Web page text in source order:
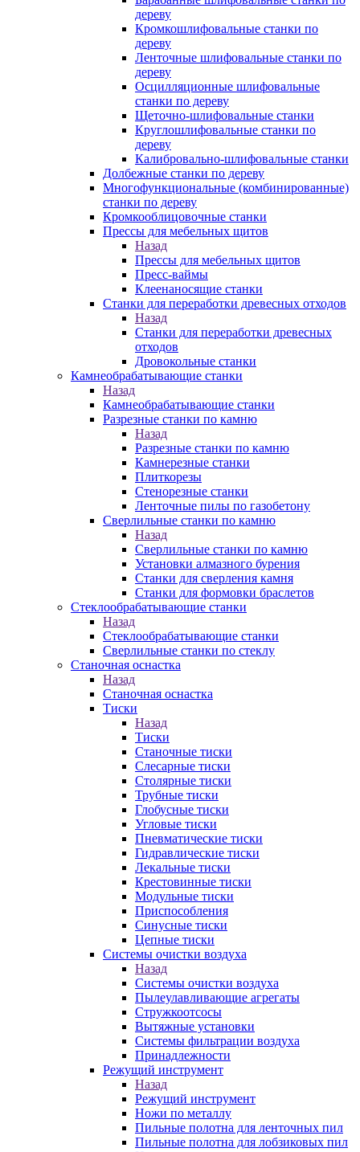
дереву
Кромкошлифовальные станки по
дереву
Ленточные шлифовальные станки по
дереву
Осцилляционные шлифовальные
станки по дереву
Щеточно-шлифовальные станки
Круглошлифовальные станки по
дереву
Калибровально-шлифовальные станки
Долбежные станки по дереву
Многофункциональные (комбинированные)
станки по дереву
Кромкооблицовочные станки
Прессы для мебельных щитов
Назад
Прессы для мебельных щитов
Пресс-ваймы
Клеенаносящие станки
Станки для переработки древесных отходов
Назад
Станки для переработки древесных
отходов
Дровокольные станки
Камнеобрабатывающие станки
Назад
Камнеобрабатывающие станки
Разрезные станки по камню
Назад
Разрезные станки по камню
Камнерезные станки
Плиткорезы
Стенорезные станки
Ленточные пилы по газобетону
Сверлильные станки по камню
Назад
Сверлильные станки по камню
Установки алмазного бурения
Станки для сверления камня
Станки для формовки браслетов
Стеклообрабатывающие станки
Назад
Стеклообрабатывающие станки
Сверлильные станки по стеклу
Станочная оснастка
Назад
Станочная оснастка
Тиски
Назад
Тиски
Станочные тиски
Слесарные тиски
Столярные тиски
Трубные тиски
Глобусные тиски
Угловые тиски
Пневматические тиски
Гидравлические тиски
Лекальные тиски
Крестовинные тиски
Модульные тиски
Приспособления
Синусные тиски
Цепные тиски
Системы очистки воздуха
Назад
Системы очистки воздуха
Пылеулавливающие агрегаты
Стружкоотсосы
Вытяжные установки
Системы фильтрации воздуха
Принадлежности
Режущий инструмент
Назад
Режущий инструмент
Ножи по металлу
Пильные полотна для ленточных пил
Пильные полотна для лобзиковых пил